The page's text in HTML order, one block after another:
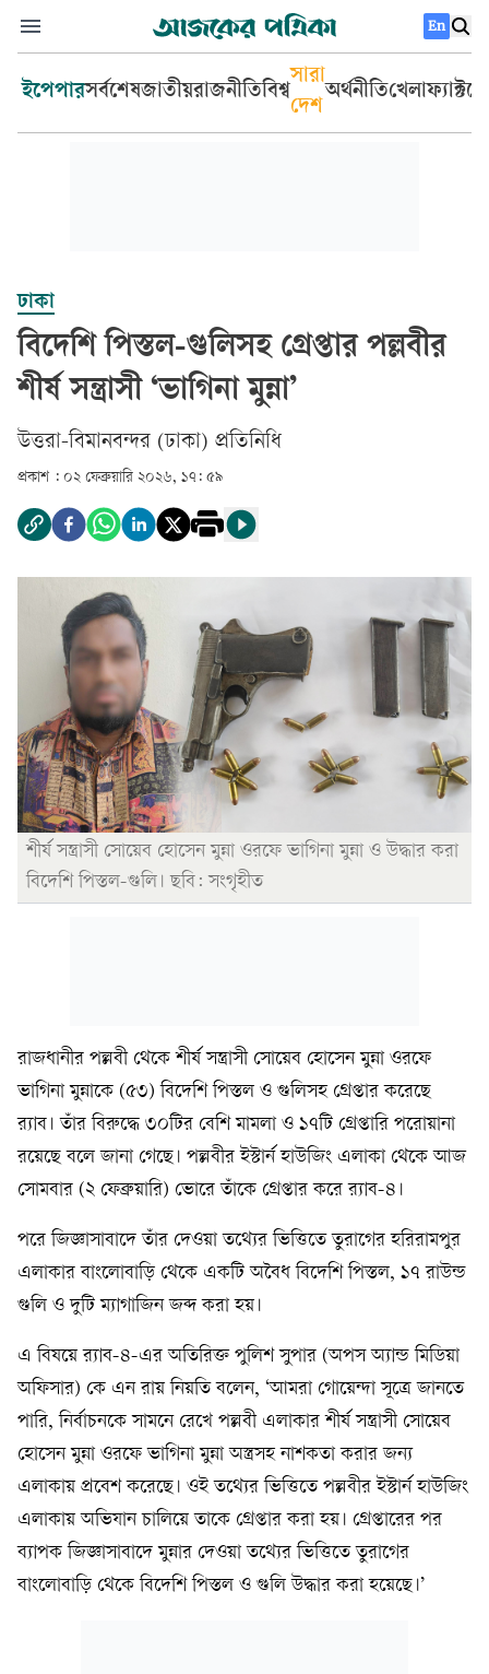
En
ইপেপারসর্বশেষজাতীয়রাজনীতিবিশ্ব
সারা
দেশ
অর্থনীতিখেলা
ঢাকা
বিদেশি পিস্তল-গুলিসহ গ্রেপ্তার পল্লবীর
শীর্ষ সন্ত্রাসী ‘ভাগিনা মুন্না’
উত্তরা-বিমানবন্দর (ঢাকা) প্রতিনিধি
প্রকাশ : ০২ ফেব্রুয়ারি ২০২৬, ১৭: ৫৯
শীর্ষ সন্ত্রাসী সোয়েব হোসেন মুন্না ওরফে ভাগিনা মুন্না ও উদ্ধার করা
বিদেশি পিস্তল-গুলি। ছবি: সংগৃহীত
রাজধানীর পল্লবী থেকে শীর্ষ সন্ত্রাসী সোয়েব হোসেন মুন্না ওরফে
ভাগিনা মুন্নাকে (৫৩) বিদেশি পিস্তল ও গুলিসহ গ্রেপ্তার করেছে
র‍্যাব। তাঁর বিরুদ্ধে ৩০টির বেশি মামলা ও ১৭টি গ্রেপ্তারি পরোয়ানা
রয়েছে বলে জানা গেছে। পল্লবীর ইস্টার্ন হাউজিং এলাকা থেকে আজ
সোমবার (২ ফেব্রুয়ারি) ভোরে তাঁকে গ্রেপ্তার করে র‍্যাব-৪।
পরে জিজ্ঞাসাবাদে তাঁর দেওয়া তথ্যের ভিত্তিতে তুরাগের হরিরামপুর
এলাকার বাংলোবাড়ি থেকে একটি অবৈধ বিদেশি পিস্তল, ১৭ রাউন্ড
গুলি ও দুটি ম্যাগাজিন জব্দ করা হয়।
এ বিষয়ে র‍্যাব-৪-এর অতিরিক্ত পুলিশ সুপার (অপস অ্যান্ড মিডিয়া
অফিসার) কে এন রায় নিয়তি বলেন, ‘আমরা গোয়েন্দা সূত্রে জানতে
পারি, নির্বাচনকে সামনে রেখে পল্লবী এলাকার শীর্ষ সন্ত্রাসী সোয়েব
হোসেন মুন্না ওরফে ভাগিনা মুন্না অস্ত্রসহ নাশকতা করার জন্য
এলাকায় প্রবেশ করেছে। ওই তথ্যের ভিত্তিতে পল্লবীর ইস্টার্ন হাউজিং
এলাকায় অভিযান চালিয়ে তাকে গ্রেপ্তার করা হয়। গ্রেপ্তারের পর
ব্যাপক জিজ্ঞাসাবাদে মুন্নার দেওয়া তথ্যের ভিত্তিতে তুরাগের
বাংলোবাড়ি থেকে বিদেশি পিস্তল ও গুলি উদ্ধার করা হয়েছে।’